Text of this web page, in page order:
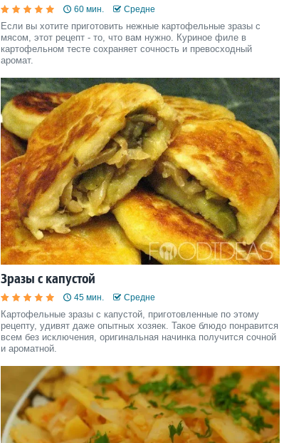
60 мин. Средне
Если вы хотите приготовить нежные картофельные зразы с
мясом, этот рецепт - то, что вам нужно. Куриное филе в
картофельном тесте сохраняет сочность и превосходный
аромат.
Зразы с капустой
45 мин. Средне
Картофельные зразы с капустой, приготовленные по этому
рецепту, удивят даже опытных хозяек. Такое блюдо понравится
всем без исключения, оригинальная начинка получится сочной
и ароматной.